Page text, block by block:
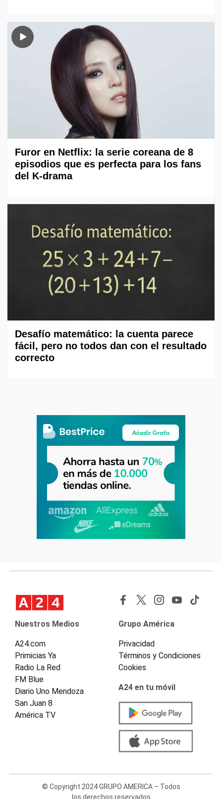
Furor en Netflix: la serie coreana de 8
episodios que es perfecta para los fans
del K-drama
Desafío matemático: la cuenta parece
fácil, pero no todos dan con el resultado
correcto
Nuestros Medios
A24.com
Primicias Ya
Radio La Red
FM Blue
Diario Uno Mendoza
San Juan 8
América TV
Grupo América
Privacidad
Términos y Condiciones
Cookies
A24 en tu móvil
© Copyright 2024 GRUPO AMERICA – Todos
los derechos reservados